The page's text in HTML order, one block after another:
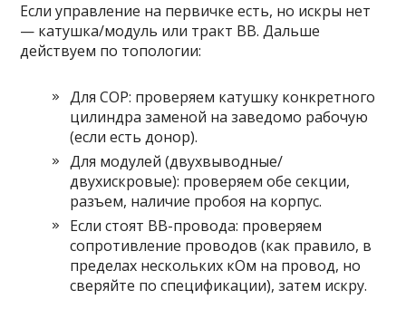
Если управление на первичке есть, но искры нет
— катушка/модуль или тракт ВВ. Дальше
действуем по топологии:
Для COP: проверяем катушку конкретного
цилиндра заменой на заведомо рабочую
(если есть донор).
Для модулей (двухвыводные/
двухискровые): проверяем обе секции,
разъем, наличие пробоя на корпус.
Если стоят ВВ-провода: проверяем
сопротивление проводов (как правило, в
пределах нескольких кОм на провод, но
сверяйте по спецификации), затем искру.